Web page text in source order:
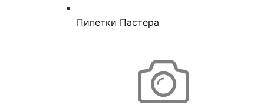
Пипетки Пастера